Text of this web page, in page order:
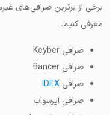
برخی از برترین صرافی‌های
معرفی کنیم.
صرافی Keyber
صرافی Bancer
صرافی IDEX
صرافی ایرسواپ